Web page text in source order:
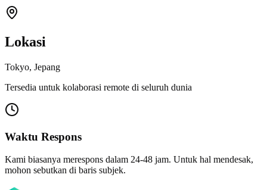
Lokasi
Tokyo, Jepang
Tersedia untuk kolaborasi remote di seluruh dunia
Waktu Respons
Kami biasanya merespons dalam 24-48 jam. Untuk hal mendesak,
mohon sebutkan di baris subjek.